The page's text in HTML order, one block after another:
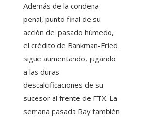
Además de la condena
penal, punto final de su
acción del pasado húmedo,
el crédito de Bankman-Fried
sigue aumentando, jugando
a las duras
descalcificaciones de su
sucesor al frente de FTX. La
semana pasada Ray también